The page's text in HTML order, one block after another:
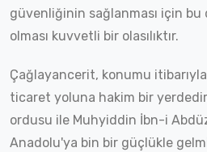
güvenliğinin sağlanması için
olması kuvvetli bir olasılıktır.
Çağlayancerit, konumu
ticaret yoluna hakim bir yerdedir.
ordusu ile Muhyiddin İbn-i
Anadolu'ya bin bir güçlükle